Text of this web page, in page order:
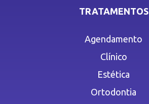
TRATAMENTOS
Agendamento
Clínico
Estética
Ortodontia